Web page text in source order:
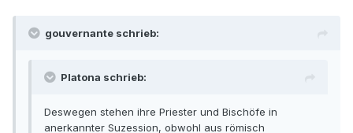
gouvernante schrieb:
Platona schrieb:
Deswegen stehen ihre Priester und Bischöfe in
anerkannter Suzession, obwohl aus römisch